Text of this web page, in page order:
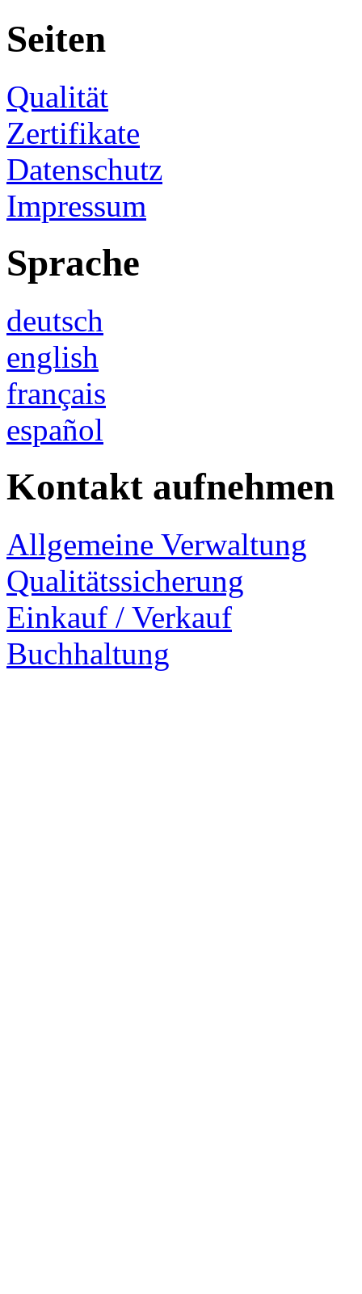
Seiten
Qualität
Zertifikate
Datenschutz
Impressum
Sprache
deutsch
english
français
español
Kontakt aufnehmen
Allgemeine Verwaltung
Qualitätssicherung
Einkauf / Verkauf
Buchhaltung